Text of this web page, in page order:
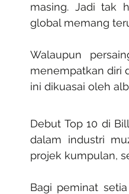
masing. Jadi tak
global memang
Walaupun
menempatkan diri
ini dikuasai oleh
Debut Top 10 di
dalam industri
projek kumpulan,
Bagi peminat setia